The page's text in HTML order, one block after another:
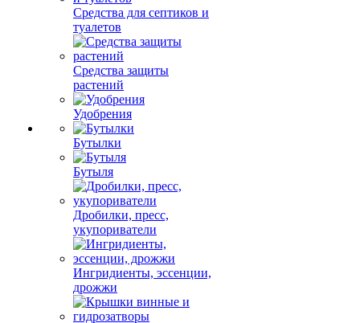
Средства для септиков и
туалетов
Средства защиты
растений
Удобрения
Бутылки
Бутыля
Дробилки, пресс,
укупориватели
Ингридиенты, эссенции,
дрожжи